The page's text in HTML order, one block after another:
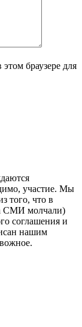
браузере для
участие. Мы
того, что в
СМИ молчали)
соглашения и
нашим